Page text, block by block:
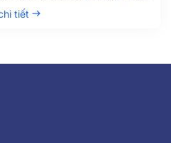
hỏi được rất nhiều người quan
biệt là những ai đang bước
cùng trên cung hàm và
tiết